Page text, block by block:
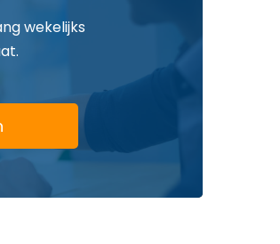
wekelijks